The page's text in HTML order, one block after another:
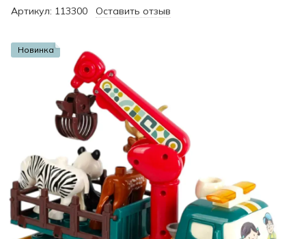
Артикул: 113300 Оставить отзыв
Новинка